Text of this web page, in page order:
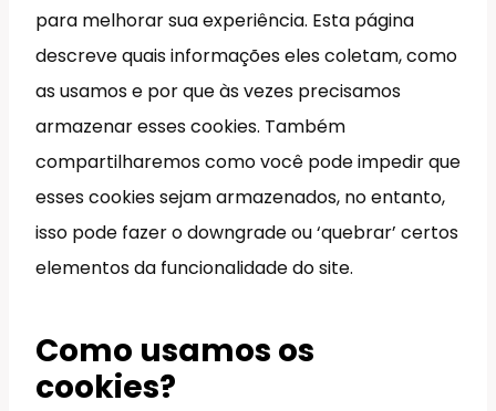
para melhorar sua experiência. Esta página
descreve quais informações eles coletam, como
as usamos e por que às vezes precisamos
armazenar esses cookies. Também
compartilharemos como você pode impedir que
esses cookies sejam armazenados, no entanto,
isso pode fazer o downgrade ou ‘quebrar’ certos
elementos da funcionalidade do site.
Como usamos os
cookies?